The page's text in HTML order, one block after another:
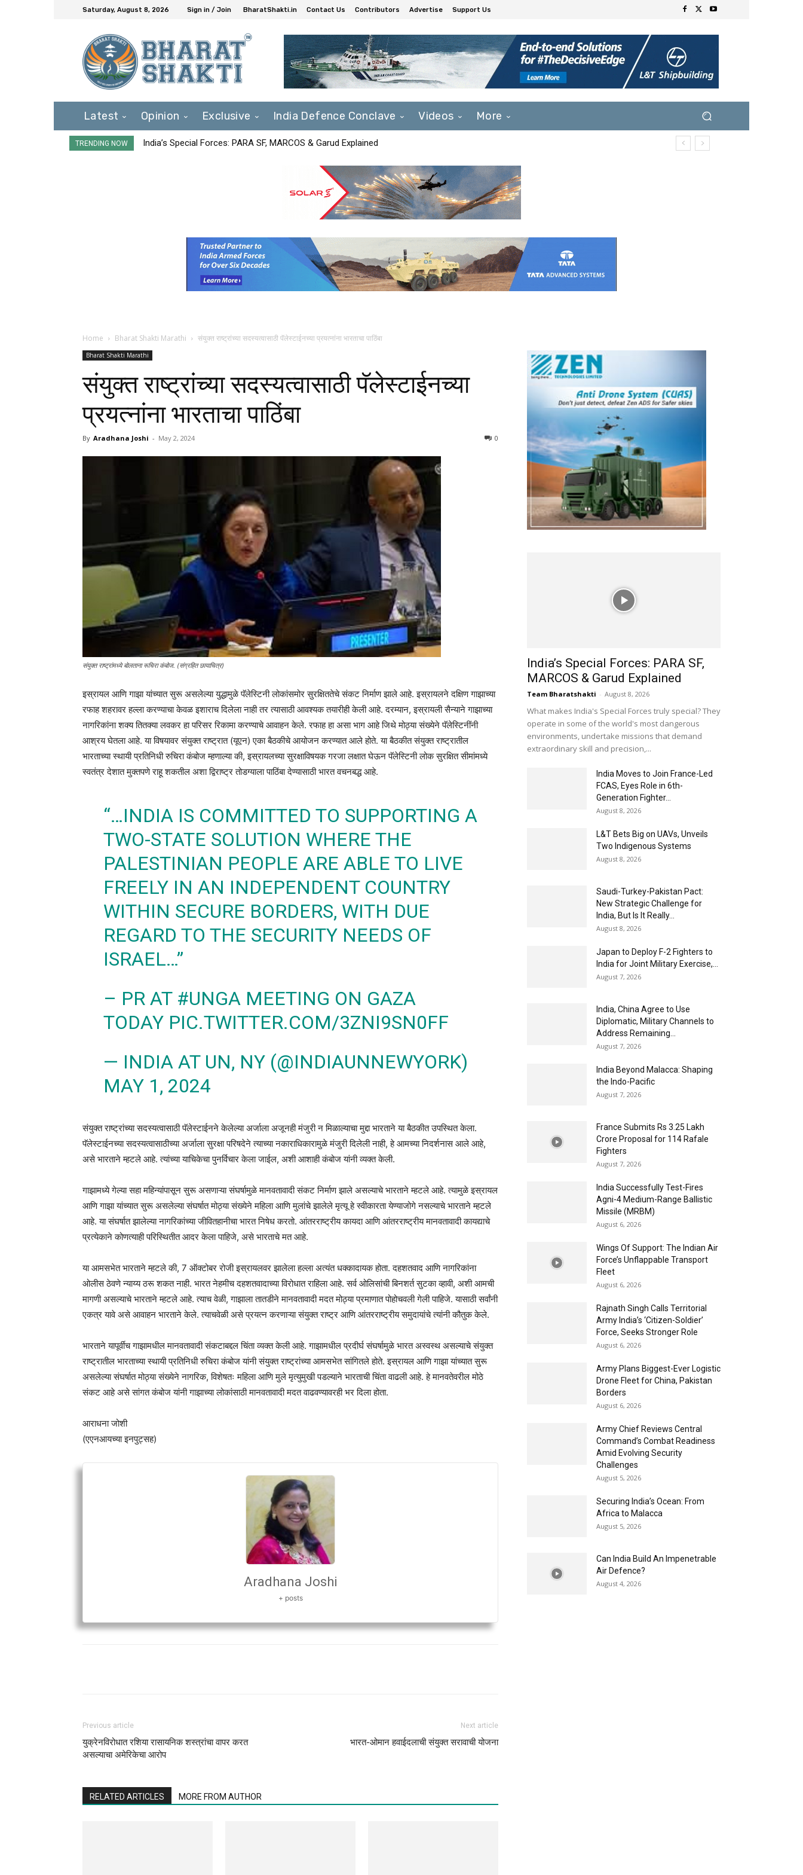
Saturday, August 8, 2026 Sign in / Join BharatShakti.in Contact Us Contributors Advertise Support Us
Latest Opinion Exclusive India Defence Conclave Videos More
TRENDING NOW India’s Special Forces: PARA SF, MARCOS & Garud Explained
Home Bharat Shakti Marathi संयुक्त राष्ट्रांच्या सदस्यत्वासाठी पॅलेस्टाईनच्या प्रयत्नांना भारताचा पाठिंबा
Bharat Shakti Marathi
संयुक्त राष्ट्रांच्या सदस्यत्वासाठी पॅलेस्टाईनच्या
प्रयत्नांना भारताचा पाठिंबा
By Aradhana Joshi - May 2, 2024 0
संयुक्त राष्ट्रांमध्ये बोलताना रूचिरा कंबोज. (संग्रहित छायाचित्र)
इस्रायल आणि गाझा यांच्यात सुरू असलेल्या युद्धामुळे पॅलेस्टिनी लोकांसमोर सुरक्षिततेचे संकट निर्माण झाले आहे. इस्रायलने दक्षिण गाझाच्या
रफाह शहरावर हल्ला करण्याचा केवळ इशाराच दिलेला नाही तर त्यासाठी आवश्यक तयारीही केली आहे. दरम्यान, इस्रायली सैन्याने गाझाच्या
नागरिकांना शक्य तितक्या लवकर हा परिसर रिकामा करण्याचे आवाहन केले. रफाह हा असा भाग आहे जिथे मोठ्या संख्येने पॅलेस्टिनींनी
आश्रय घेतला आहे. या विषयावर संयुक्त राष्ट्रात (यूएन) एका बैठकीचे आयोजन करण्यात आले होते. या बैठकीत संयुक्त राष्ट्रातील
भारताच्या स्थायी प्रतिनिधी रुचिरा कंबोज म्हणाल्या की, इस्रायलच्या सुरक्षाविषयक गरजा लक्षात घेऊन पॅलेस्टिनी लोक सुरक्षित सीमांमध्ये
स्वतंत्र देशात मुक्तपणे राहू शकतील अशा द्विराष्ट्र तोडग्याला पाठिंबा देण्यासाठी भारत वचनबद्ध आहे.
“…INDIA IS COMMITTED TO SUPPORTING A
TWO-STATE SOLUTION WHERE THE
PALESTINIAN PEOPLE ARE ABLE TO LIVE
FREELY IN AN INDEPENDENT COUNTRY
WITHIN SECURE BORDERS, WITH DUE
REGARD TO THE SECURITY NEEDS OF
ISRAEL…”
– PR AT #UNGAMEETING ON GAZA
TODAY PIC.TWITTER.COM/3ZNI9SN0FF
— INDIA AT UN, NY (@INDIAUNNEWYORK)
MAY 1, 2024
संयुक्त राष्ट्रांच्या सदस्यत्वासाठी पॅलेस्टाईनने केलेल्या अर्जाला अजूनही मंजुरी न मिळाल्याचा मुद्दा भारताने या बैठकीत उपस्थित केला.
पॅलेस्टाईनच्या सदस्यत्वासाठीच्या अर्जाला सुरक्षा परिषदेने त्याच्या नकाराधिकारामुळे मंजुरी दिलेली नाही, हे आमच्या निदर्शनास आले आहे,
असे भारताने म्हटले आहे. त्यांच्या याचिकेचा पुनर्विचार केला जाईल, अशी आशाही कंबोज यांनी व्यक्त केली.
गाझामध्ये गेल्या सहा महिन्यांपासून सुरू असणाऱ्या संघर्षामुळे मानवतावादी संकट निर्माण झाले असल्याचे भारताने म्हटले आहे. त्यामुळे इस्रायल
आणि गाझा यांच्यात सुरू असलेल्या संघर्षात मोठ्या संख्येने महिला आणि मुलांचे झालेले मृत्यू हे स्वीकारता येण्याजोगे नसल्याचे भारताने म्हटले
आहे. या संघर्षात झालेल्या नागरिकांच्या जीवितहानीचा भारत निषेध करतो. आंतरराष्ट्रीय कायदा आणि आंतरराष्ट्रीय मानवतावादी कायद्याचे
प्रत्येकाने कोणत्याही परिस्थितीत आदर केला पाहिजे, असे भारताचे मत आहे.
या आमसभेत भारताने म्हटले की, 7 ऑक्टोबर रोजी इस्रायलवर झालेला हल्ला अत्यंत धक्कादायक होता. दहशतवाद आणि नागरिकांना
ओलीस ठेवणे न्याय्य ठरू शकत नाही. भारत नेहमीच दहशतवादाच्या विरोधात राहिला आहे. सर्व ओलिसांची बिनशर्त सुटका व्हावी, अशी आमची
मागणी असल्याचे भारताने म्हटले आहे. त्याच वेळी, गाझाला तातडीने मानवतावादी मदत मोठ्या प्रमाणात पोहोचवली गेली पाहिजे. यासाठी सर्वांनी
एकत्र यावे असे आवाहन भारताने केले. त्याचवेळी असे प्रयत्न करणाऱ्या संयुक्त राष्ट्र आणि आंतरराष्ट्रीय समुदायांचे त्यांनी कौतुक केले.
भारताने यापूर्वीच गाझामधील मानवतावादी संकटाबद्दल चिंता व्यक्त केली आहे. गाझामधील प्रदीर्घ संघर्षामुळे भारत अस्वस्थ असल्याचे संयुक्त
राष्ट्रातील भारताच्या स्थायी प्रतिनिधी रुचिरा कंबोज यांनी संयुक्त राष्ट्रांच्या आमसभेत सांगितले होते. इस्रायल आणि गाझा यांच्यात सुरू
असलेल्या संघर्षात मोठ्या संख्येने नागरिक, विशेषतः महिला आणि मुले मृत्युमुखी पडल्याने भारताची चिंता वाढली आहे. हे मानवतेवरील मोठे
संकट आहे असे सांगत कंबोज यांनी गाझाच्या लोकांसाठी मानवतावादी मदत वाढवण्यावरही भर दिला होता.
आराधना जोशी
(एएनआयच्या इनपुट्सह)
Aradhana Joshi
+ posts
Previous article
युक्रेनविरोधात रशिया रासायनिक शस्त्रांचा वापर करत
असल्याचा अमेरिकेचा आरोप
Next article
भारत-ओमान हवाईदलाची संयुक्त सरावाची योजना
RELATED ARTICLES MORE FROM AUTHOR
India’s Special Forces: PARA SF,
MARCOS & Garud Explained
Team Bharatshakti - August 8, 2026
What makes India's Special Forces truly special? They
operate in some of the world's most dangerous
environments, undertake missions that demand
extraordinary skill and precision,...
India Moves to Join France-Led
FCAS, Eyes Role in 6th-
Generation Fighter...
August 8, 2026
L&T Bets Big on UAVs, Unveils
Two Indigenous Systems
August 8, 2026
Saudi-Turkey-Pakistan Pact:
New Strategic Challenge for
India, But Is It Really...
August 8, 2026
Japan to Deploy F-2 Fighters to
India for Joint Military Exercise,...
August 7, 2026
India, China Agree to Use
Diplomatic, Military Channels to
Address Remaining...
August 7, 2026
India Beyond Malacca: Shaping
the Indo-Pacific
August 7, 2026
France Submits Rs 3.25 Lakh
Crore Proposal for 114 Rafale
Fighters
August 7, 2026
India Successfully Test-Fires
Agni-4 Medium-Range Ballistic
Missile (MRBM)
August 6, 2026
Wings Of Support: The Indian Air
Force’s Unflappable Transport
Fleet
August 6, 2026
Rajnath Singh Calls Territorial
Army India’s ‘Citizen-Soldier’
Force, Seeks Stronger Role
August 6, 2026
Army Plans Biggest-Ever Logistic
Drone Fleet for China, Pakistan
Borders
August 6, 2026
Army Chief Reviews Central
Command’s Combat Readiness
Amid Evolving Security
Challenges
August 5, 2026
Securing India’s Ocean: From
Africa to Malacca
August 5, 2026
Can India Build An Impenetrable
Air Defence?
August 4, 2026